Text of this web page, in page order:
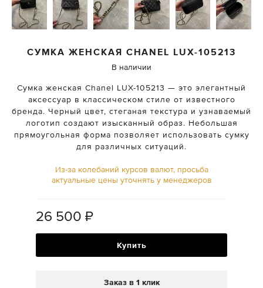
СУМКА ЖЕНСКАЯ CHANEL LUX-105213
В наличии
Сумка женская Chanel LUX-105213 — это элегантный
аксессуар в классическом стиле от известного
бренда. Черный цвет, стеганая текстура и узнаваемый
логотип создают изысканный образ. Небольшая
прямоугольная форма позволяет использовать сумку
для различных ситуаций.
Из-за колебаний курсов валют, просьба
актуальные цены уточнять у менеджеров
26 500 ₽
Купить
Заказ в 1 клик